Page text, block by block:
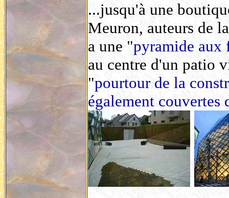
...jusqu'à une
Meuron, auteurs de
a une "pyramide aux
au centre d'un patio
"pourtour de la
également couvertes